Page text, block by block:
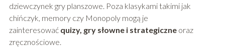
dziewczynek gry planszowe. Poza klasykami takimi jak
chińczyk, memory czy Monopoly mogą je
zainteresować quizy, gry słowne i strategiczneoraz
zręcznościowe.